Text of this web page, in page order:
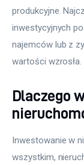
produkcyjne.
inwestycyjnych
najemców lub z
wartości wzrosła.
Dlaczego
Inwestowanie w
wszystkim,